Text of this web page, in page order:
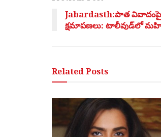
Jabardasth:పాత
క్షమాపణలు: టాలీవుడ్‌లో
RelatedPosts